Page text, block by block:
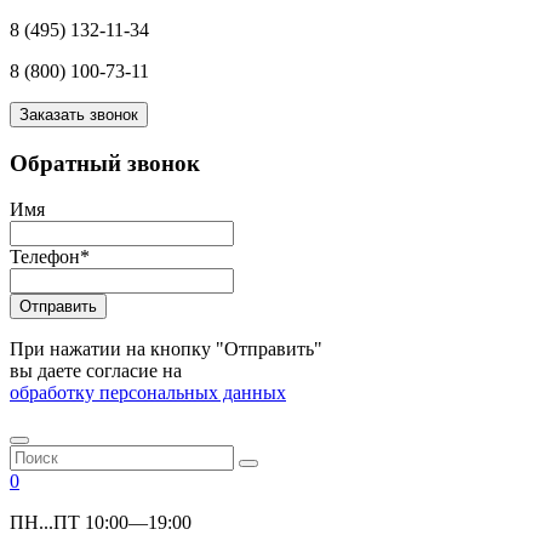
8 (495) 132-11-34
8 (800) 100-73-11
Заказать звонок
Обратный звонок
Имя
Телефон*
Отправить
При нажатии на кнопку "Отправить"
вы даете согласие на
обработку персональных данных
0
ПН...ПТ 10:00—19:00